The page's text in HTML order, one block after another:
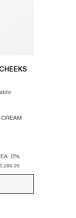
1 of 2
2 GLOW CREAM
0%